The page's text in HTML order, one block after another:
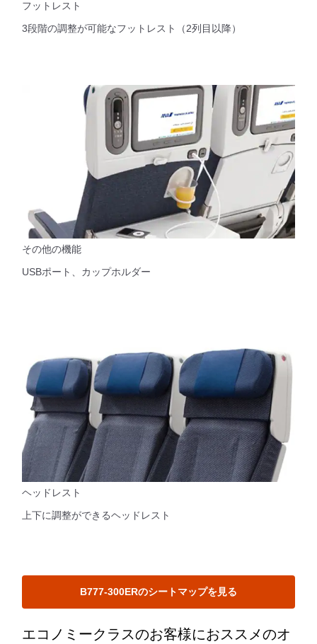
フットレスト
3段階の調整が可能なフットレスト（2列目以降）
その他の機能
USBポート、カップホルダー
ヘッドレスト
上下に調整ができるヘッドレスト
B777-300ERのシートマップを見る
エコノミークラスのお客様におススメのオ